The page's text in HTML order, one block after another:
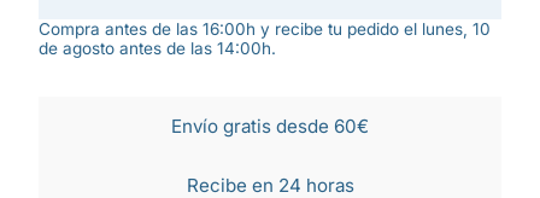
Compra antes de las 16:00h y recibe tu pedido el lunes, 10
de agosto antes de las 14:00h.
Envío gratis desde 60€
Recibe en 24 horas